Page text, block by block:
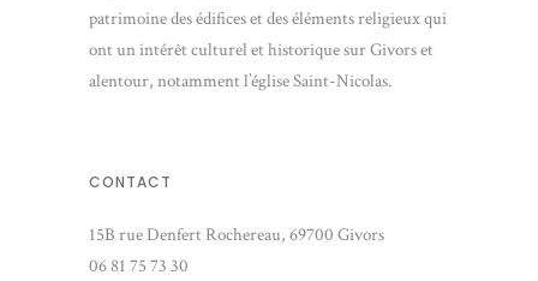
patrimoine des édifices et des éléments religieux qui
ont un intérêt culturel et historique sur Givors et
alentour, notamment l’église Saint-Nicolas.
CONTACT
15B rue Denfert Rochereau, 69700 Givors
06 81 75 73 30